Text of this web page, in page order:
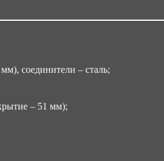
соединители – сталь;
– 51 мм);